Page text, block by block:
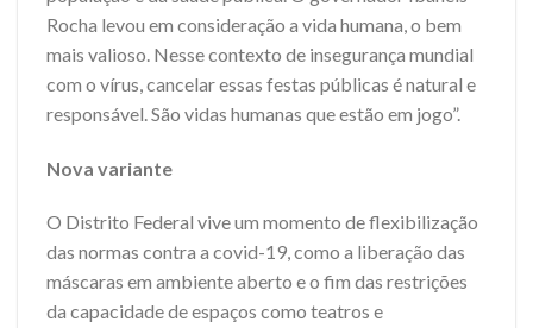
Rocha levou em consideração a vida humana, o bem
mais valioso. Nesse contexto de insegurança mundial
com o vírus, cancelar essas festas públicas é natural e
responsável. São vidas humanas que estão em jogo”.
Nova variante
O Distrito Federal vive um momento de flexibilização
das normas contra a covid-19, como a liberação das
máscaras em ambiente aberto e o fim das restrições
da capacidade de espaços como teatros e